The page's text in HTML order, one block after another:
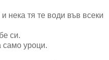
нека тя те води във всеки
си.
уроци.